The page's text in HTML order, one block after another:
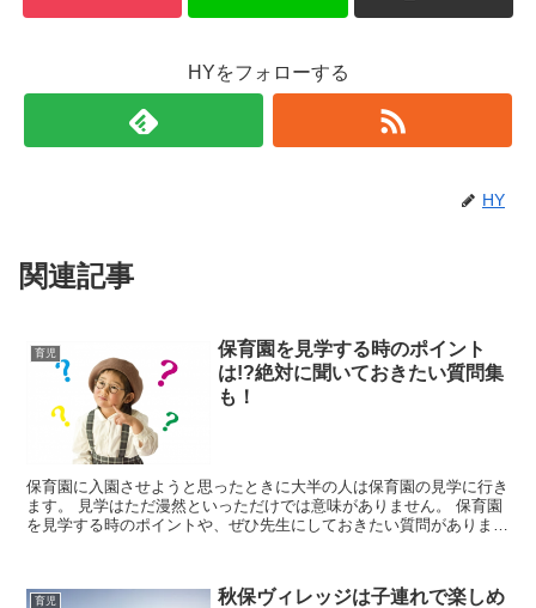
HYをフォローする
HY
関連記事
育児
保育園を見学する時のポイント
は!?絶対に聞いておきたい質問集
も！
保育園に入園させようと思ったときに大半の人は保育園の見学に行き
ます。 見学はただ漫然といっただけでは意味がありません。 保育園
を見学する時のポイントや、ぜひ先生にしておきたい質問がありま
育児
秋保ヴィレッジは子連れで楽しめ